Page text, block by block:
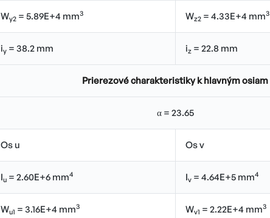
Wy2 = 5.89E+4 mm3 Wz2 = 4.33E+4 mm3
iy = 38.2 mm iz = 22.8 mm
Prierezové charakteristiky k hlavným osiam
α = 23.65
Os u Os v
Iu = 2.60E+6 mm4 Iv = 4.64E+5 mm4
Wu1 = 3.16E+4 mm3 Wv1 = 2.22E+4 mm3